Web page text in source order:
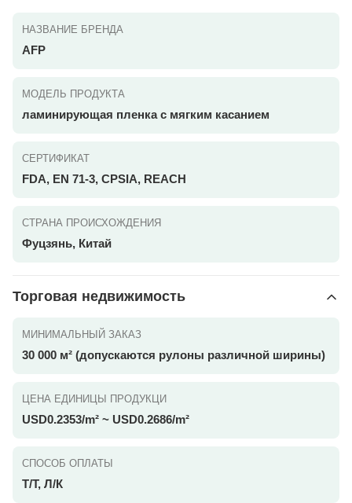
НАЗВАНИЕ БРЕНДА
AFP
МОДЕЛЬ ПРОДУКТА
ламинирующая пленка с мягким касанием
СЕРТИФИКАТ
FDA, EN 71-3, CPSIA, REACH
СТРАНА ПРОИСХОЖДЕНИЯ
Фуцзянь, Китай
Торговая недвижимость
МИНИМАЛЬНЫЙ ЗАКАЗ
30 000 м² (допускаются рулоны различной ширины)
ЦЕНА ЕДИНИЦЫ ПРОДУКЦИ
USD0.2353/m² ~ USD0.2686/m²
СПОСОБ ОПЛАТЫ
Т/Т, Л/К